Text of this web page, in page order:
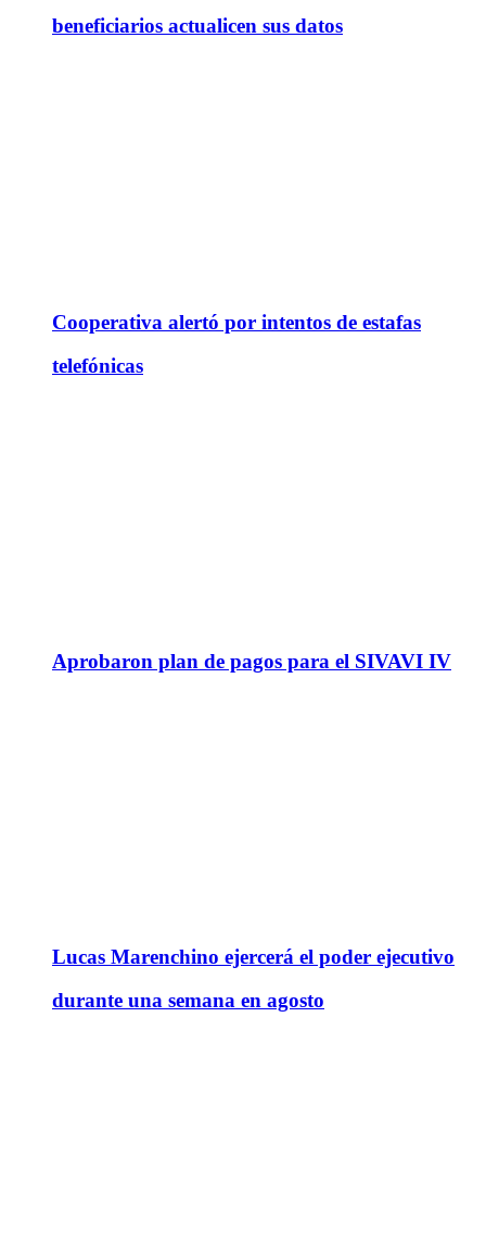
beneficiarios actualicen sus datos
Cooperativa alertó por intentos de estafas
telefónicas
Aprobaron plan de pagos para el SIVAVI IV
Lucas Marenchino ejercerá el poder ejecutivo
durante una semana en agosto